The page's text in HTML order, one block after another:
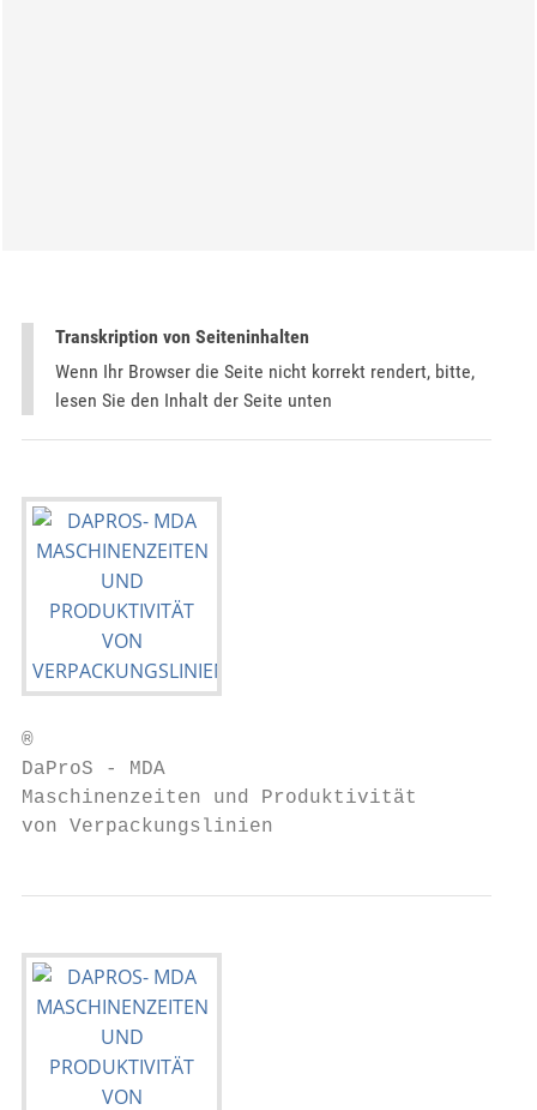
Transkription von Seiteninhalten
Wenn Ihr Browser die Seite nicht korrekt rendert, bitte,
lesen Sie den Inhalt der Seite unten
®
DaProS - MDA
Maschinenzeiten und Produktivität
von Verpackungslinien